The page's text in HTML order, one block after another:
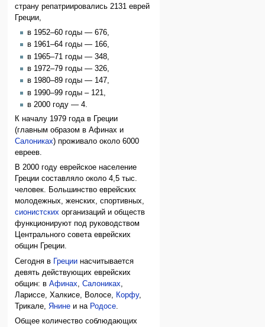
страну репатриировались 2131 еврей
Греции,
в 1952–60 годы — 676,
в 1961–64 годы — 166,
в 1965–71 годы — 348,
в 1972–79 годы — 326,
в 1980–89 годы — 147,
в 1990–99 годы – 121,
в 2000 году — 4.
К началу 1979 года в Греции
(главным образом в Афинах и
Салониках) проживало около 6000
евреев.
В 2000 году еврейское население
Греции составляло около 4,5 тыс.
человек. Большинство еврейских
молодежных, женских, спортивных,
сионистских организаций и обществ
функционируют под руководством
Центрального совета еврейских
общин Греции.
Сегодня в Греции насчитывается
девять действующих еврейских
общин: вАфинах ,Салониках
Лариссе, Халкисе, Волосе,
Корфу,
Трикале, Янине и на Родосе
Общее количество соблюдающих